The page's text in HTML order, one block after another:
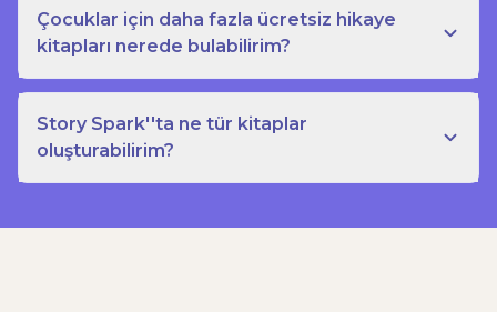
Çocuklar için daha fazla ücretsiz hikaye
kitapları nerede bulabilirim?
Story Spark''ta ne tür kitaplar
oluşturabilirim?